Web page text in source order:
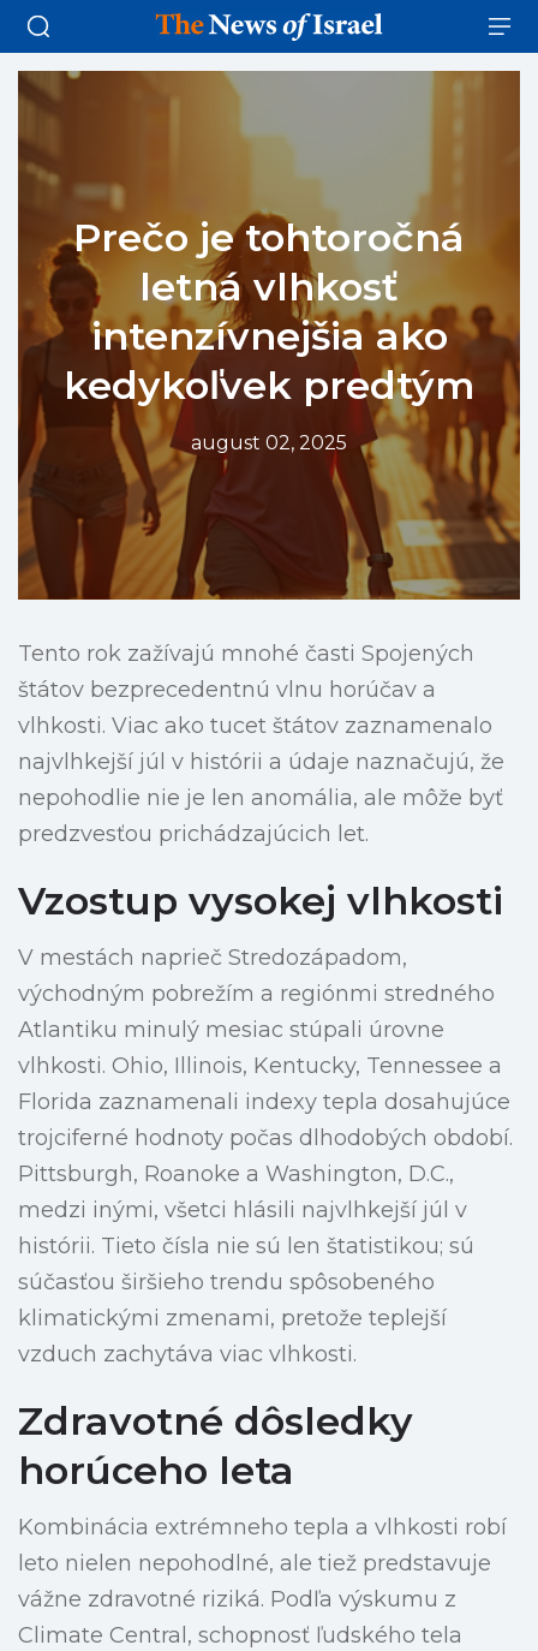
Prečo je tohtoročná
letná vlhkosť
intenzívnejšia ako
kedykoľvek predtým
august 02, 2025
Tento rok zažívajú mnohé časti Spojených
štátov bezprecedentnú vlnu horúčav a
vlhkosti. Viac ako tucet štátov zaznamenalo
najvlhkejší júl v histórii a údaje naznačujú, že
nepohodlie nie je len anomália, ale môže byť
predzvesťou prichádzajúcich let.
Vzostup vysokej vlhkosti
V mestách naprieč Stredozápadom,
východným pobrežím a regiónmi stredného
Atlantiku minulý mesiac stúpali úrovne
vlhkosti. Ohio, Illinois, Kentucky, Tennessee a
Florida zaznamenali indexy tepla dosahujúce
trojciferné hodnoty počas dlhodobých období.
Pittsburgh, Roanoke a Washington, D.C.,
medzi inými, všetci hlásili najvlhkejší júl v
histórii. Tieto čísla nie sú len štatistikou; sú
súčasťou širšieho trendu spôsobeného
klimatickými zmenami, pretože teplejší
vzduch zachytáva viac vlhkosti.
Zdravotné dôsledky
horúceho leta
Kombinácia extrémneho tepla a vlhkosti robí
leto nielen nepohodlné, ale tiež predstavuje
vážne zdravotné riziká. Podľa výskumu z
Climate Central, schopnosť ľudského tela